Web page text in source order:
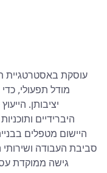
מודל תפעולי,
יציבותן.
היברידיים
היישום מטפלים
סביבת העבודה
גישה ממוקדת